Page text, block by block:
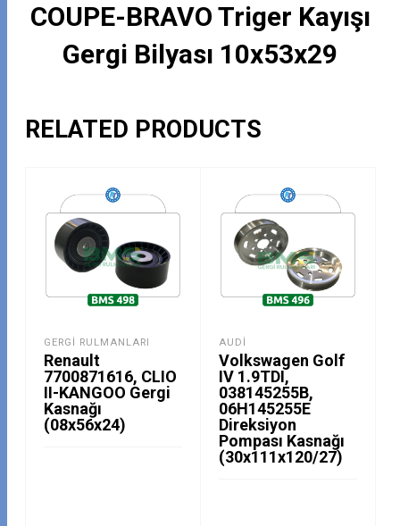
COUPE-BRAVO Triger Kayışı
Gergi Bilyası 10x53x29
RELATED PRODUCTS
GERGI RULMANLARI
Renault
7700871616, CLIO
II-KANGOO Gergi
Kasnağı
(08x56x24)
AUDI
Volkswagen Golf
IV 1.9TDI,
038145255B,
06H145255E
Direksiyon
Pompası Kasnağı
(30x111x120/27)